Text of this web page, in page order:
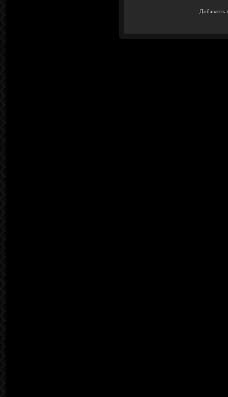
Добавлять